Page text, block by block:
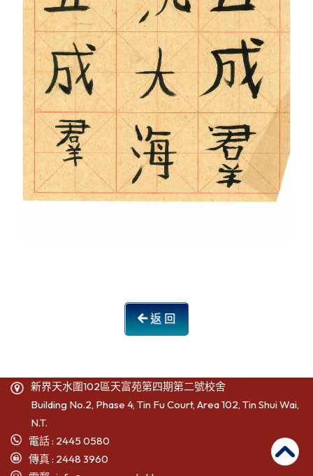
返 回
新界天水圍102區天富苑第四期第二號校舍
Building No.2, Phase 4, Tin Fu Court, Area 102, Tin Shui Wai,
N.T.
電話 : 2445 0580
傳真 : 2448 3960